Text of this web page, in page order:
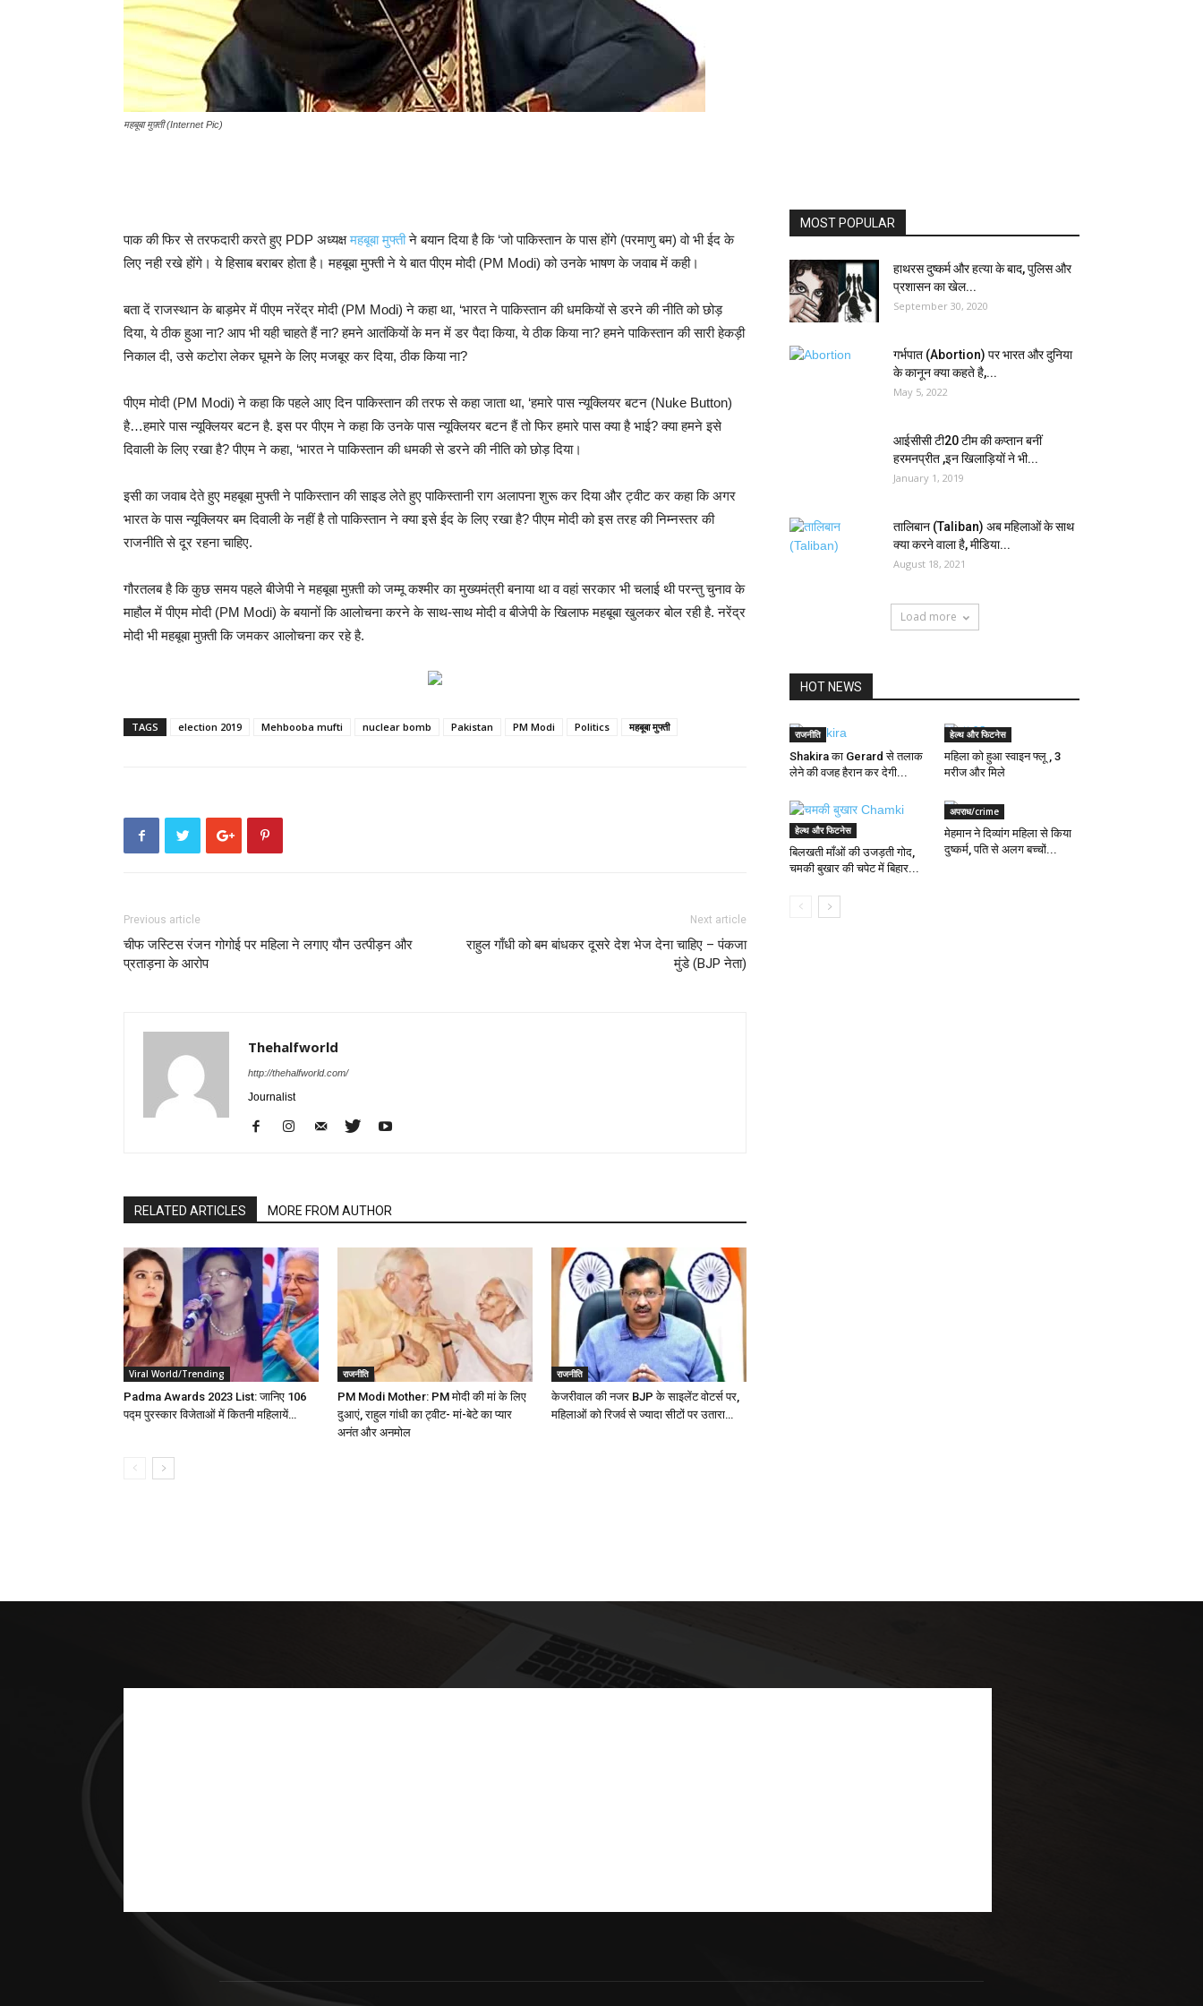
महबूबा मुफ़्ती (Internet Pic)
पाक की फिर से तरफदारी करते हुए PDP अध्यक्षमहबूबा मुफ्तीने बयान दिया है कि ‘जो पाकिस्तान के पास होंगे (परमाणु बम) वो भी ईद के
लिए नही रखे होंगे। ये हिसाब बराबर होता है। महबूबा मुफ्ती ने ये बात पीएम मोदी (PM Modi) को उनके भाषण के जवाब में कही।
बता दें राजस्थान के बाड़मेर में पीएम नरेंद्र मोदी (PM Modi) ने कहा था, ‘भारत ने पाकिस्तान की धमकियों से डरने की नीति को छोड़
दिया, ये ठीक हुआ ना? आप भी यही चाहते हैं ना? हमने आतंकियों के मन में डर पैदा किया, ये ठीक किया ना? हमने पाकिस्तान की सारी हेकड़ी
निकाल दी, उसे कटोरा लेकर घूमने के लिए मजबूर कर दिया, ठीक किया ना?
पीएम मोदी (PM Modi) ने कहा कि पहले आए दिन पाकिस्तान की तरफ से कहा जाता था, ‘हमारे पास न्यूक्लियर बटन (Nuke Button)
है…हमारे पास न्यूक्लियर बटन है. इस पर पीएम ने कहा कि उनके पास न्यूक्लियर बटन हैं तो फिर हमारे पास क्या है भाई? क्या हमने इसे
दिवाली के लिए रखा है? पीएम ने कहा, ‘भारत ने पाकिस्तान की धमकी से डरने की नीति को छोड़ दिया।
इसी का जवाब देते हुए महबूबा मुफ्ती ने पाकिस्तान की साइड लेते हुए पाकिस्तानी राग अलापना शुरू कर दिया और ट्वीट कर कहा कि अगर
भारत के पास न्यूक्लियर बम दिवाली के नहीं है तो पाकिस्तान ने क्या इसे ईद के लिए रखा है? पीएम मोदी को इस तरह की निम्नस्तर की
राजनीति से दूर रहना चाहिए.
गौरतलब है कि कुछ समय पहले बीजेपी ने महबूबा मुफ़्ती को जम्मू कश्मीर का मुख्यमंत्री बनाया था व वहां सरकार भी चलाई थी परन्तु चुनाव के
माहौल में पीएम मोदी (PM Modi) के बयानों कि आलोचना करने के साथ-साथ मोदी व बीजेपी के खिलाफ महबूबा खुलकर बोल रही है. नरेंद्र
मोदी भी महबूबा मुफ़्ती कि जमकर आलोचना कर रहे है.
TAGS election 2019 Mehbooba mufti nuclear bomb Pakistan PM Modi Politics महबूबा मुफ्ती
Previous article
चीफ जस्टिस रंजन गोगोई पर महिला ने लगाए यौन उत्पीड़न और
प्रताड़ना के आरोप
Next article
राहुल गाँधी को बम बांधकर दूसरे देश भेज देना चाहिए – पंकजा
मुंडे (BJP नेता)
Thehalfworld
http://thehalfworld.com/
Journalist
RELATED ARTICLES MORE FROM AUTHOR
Viral World/Trending
Padma Awards 2023 List: जानिए 106
पद्म पुरस्कार विजेताओं में कितनी महिलायें…
राजनीति
PM Modi Mother: PM मोदी की मां के लिए
दुआएं, राहुल गांधी का ट्वीट- मां-बेटे का प्यार
अनंत और अनमोल
राजनीति
केजरीवाल की नजर BJP के साइलेंट वोटर्स पर,
महिलाओं को रिजर्व से ज्यादा सीटों पर उतारा…
MOST POPULAR
हाथरस दुष्कर्म और हत्या के बाद, पुलिस और
प्रशासन का खेल...
September 30, 2020
गर्भपात (Abortion) पर भारत और दुनिया
के कानून क्या कहते है,...
May 5, 2022
आईसीसी टी20 टीम की कप्तान बनीं
हरमनप्रीत ,इन खिलाड़ियों ने भी...
January 1, 2019
तालिबान (Taliban) अब महिलाओं के साथ
क्या करने वाला है, मीडिया...
August 18, 2021
Load more
HOT NEWS
राजनीति
Shakira का Gerard से तलाक
लेने की वजह हैरान कर देगी...
हेल्थ और फिटनेस
महिला को हुआ स्वाइन फ्लू , 3
मरीज और मिले
हेल्थ और फिटनेस
बिलखती माँओं की उजड़ती गोद,
चमकी बुखार की चपेट में बिहार...
अपराध/crime
मेहमान ने दिव्यांग महिला से किया
दुष्कर्म, पति से अलग बच्चों...